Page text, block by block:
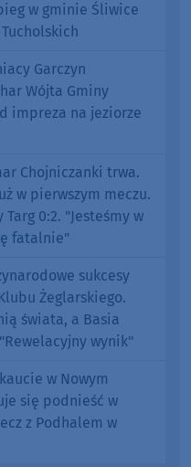
w gminie Śliwice
Garczyn
Wójta Gminy
impreza na jeziorze
Chojniczanki trwa.
w pierwszym meczu.
Targ 0:2. "Jesteśmy w
fatalnie"
sukcesy
Żeglarskiego.
świata, a Basia
wynik"
w Nowym
się podnieść w
z Podhalem w